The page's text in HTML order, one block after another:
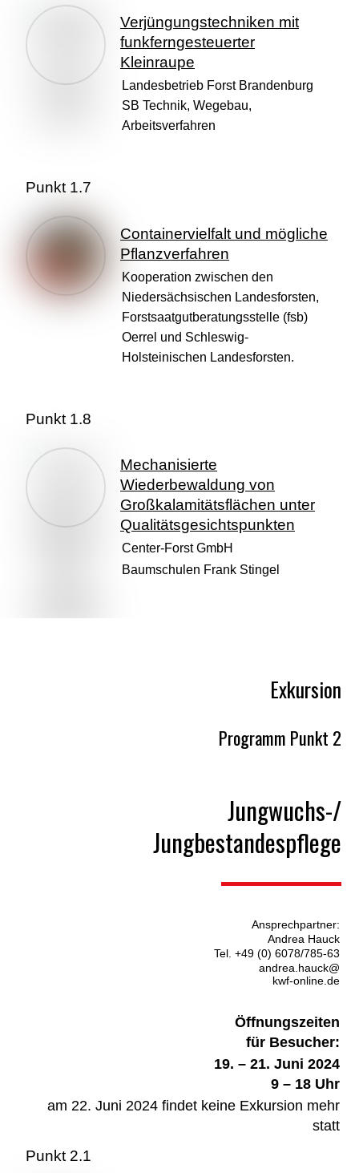
Verjüngungstechniken mit
funkferngesteuerter
Kleinraupe
Landesbetrieb Forst Brandenburg
SB Technik, Wegebau,
Arbeitsverfahren
Punkt 1.7
Containervielfalt und mögliche
Pflanzverfahren
Kooperation zwischen den
Niedersächsischen Landesforsten,
Forstsaatgutberatungsstelle (fsb)
Oerrel und Schleswig-
Holsteinischen Landesforsten.
Punkt 1.8
Mechanisierte
Wiederbewaldung von
Großkalamitätsflächen unter
Qualitätsgesichtspunkten
Center-Forst GmbH
Baumschulen Frank Stingel
Exkursion
Programm Punkt 2
Jungwuchs-/
Jungbestandespflege
Ansprechpartner:
Andrea Hauck
Tel. +49 (0) 6078/785-63
andrea.hauck@
kwf-online.de
Öffnungszeiten
für Besucher:
19. – 21. Juni 2024
9 – 18 Uhr
am 22. Juni 2024 findet keine Exkursion mehr
statt
Punkt 2.1